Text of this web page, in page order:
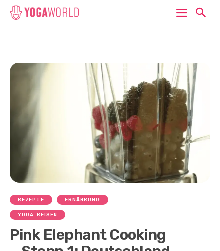
REZEPTE ERNÄHRUNG
YOGA-REISEN
Pink Elephant Cooking